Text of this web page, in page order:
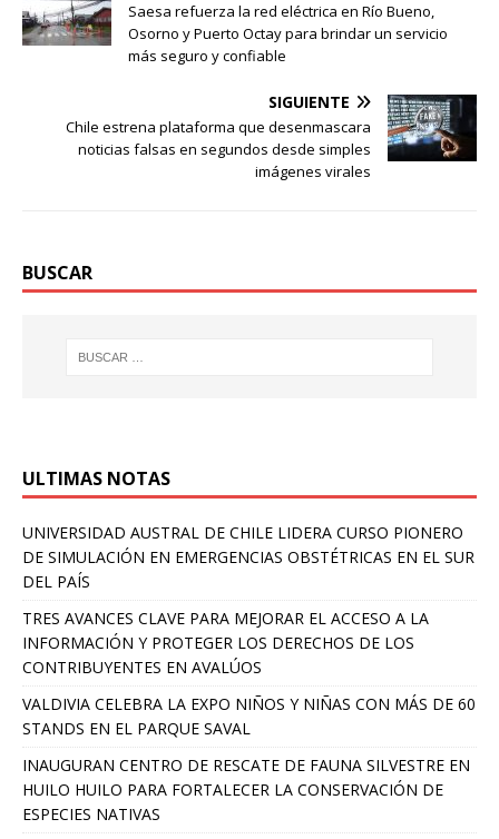
Saesa refuerza la red eléctrica en Río Bueno,
Osorno y Puerto Octay para brindar un servicio
más seguro y confiable
SIGUIENTE
Chile estrena plataforma que desenmascara
noticias falsas en segundos desde simples
imágenes virales
BUSCAR
ULTIMAS NOTAS
UNIVERSIDAD AUSTRAL DE CHILE LIDERA CURSO PIONERO
DE SIMULACIÓN EN EMERGENCIAS OBSTÉTRICAS EN EL SUR
DEL PAÍS
TRES AVANCES CLAVE PARA MEJORAR EL ACCESO A LA
INFORMACIÓN Y PROTEGER LOS DERECHOS DE LOS
CONTRIBUYENTES EN AVALÚOS
VALDIVIA CELEBRA LA EXPO NIÑOS Y NIÑAS CON MÁS DE 60
STANDS EN EL PARQUE SAVAL
INAUGURAN CENTRO DE RESCATE DE FAUNA SILVESTRE EN
HUILO HUILO PARA FORTALECER LA CONSERVACIÓN DE
ESPECIES NATIVAS